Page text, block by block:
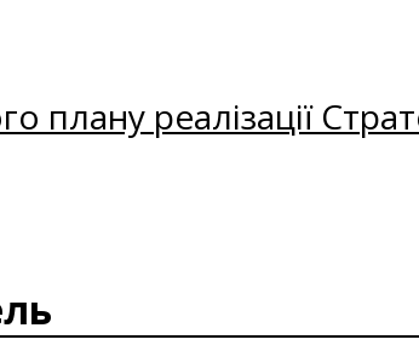
реалізації